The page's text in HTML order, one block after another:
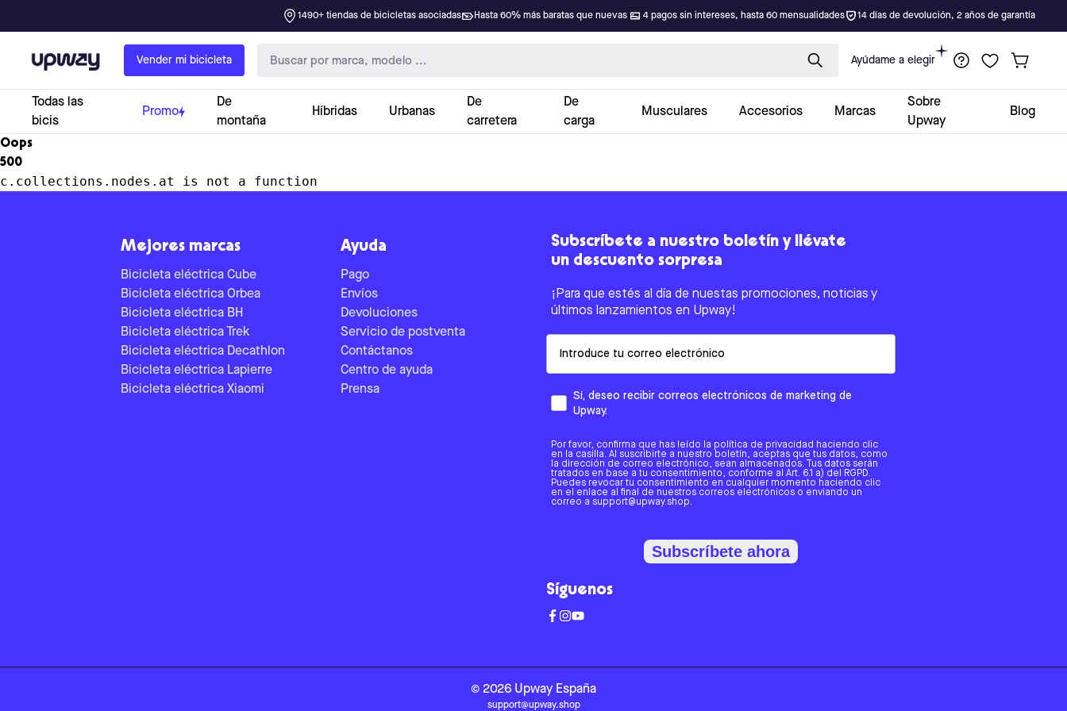
1490+ tiendas de bicicletas asociadas Hasta 60% más baratas que nuevas 4 pagos sin intereses, hasta 60 mensualidades 14 días de devolución, 2 años de garantía
Upway Vender mi bicicleta Ayúdame a elegir
Todas las
bicis
Promo
De
montaña
Híbridas Urbanas
De
carretera
De
carga
Musculares Accesorios Marcas
Sobre
Upway
Blog
Oops
500
c.collections.nodes.at is not a function
Mejores marcas
Bicicleta eléctrica Cube
Bicicleta eléctrica Orbea
Bicicleta eléctrica BH
Bicicleta eléctrica Trek
Bicicleta eléctrica Decathlon
Bicicleta eléctrica Lapierre
Bicicleta eléctrica Xiaomi
Ayuda
Pago
Envíos
Devoluciones
Servicio de postventa
Contáctanos
Centro de ayuda
Prensa
Subscríbete a nuestro boletín y llévate
un descuento sorpresa
¡Para que estés al día de nuestas promociones, noticias y
últimos lanzamientos en Upway!
Sí, deseo recibir correos electrónicos de marketing de
Upway.
Por favor, confirma que has leído la política de privacidad haciendo clic
en la casilla. Al suscribirte a nuestro boletín, aceptas que tus datos, como
la dirección de correo electrónico, sean almacenados. Tus datos serán
tratados en base a tu consentimiento, conforme al Art. 6.1 a) del RGPD.
Puedes revocar tu consentimiento en cualquier momento haciendo clic
en el enlace al final de nuestros correos electrónicos o enviando un
correo a support@upway.shop.
Subscríbete ahora
Síguenos
© 2026 Upway España
support@upway.shop